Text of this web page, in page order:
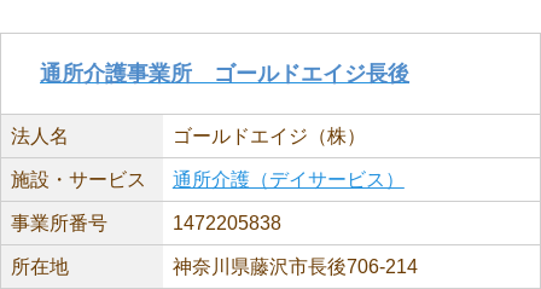
通所介護事業所 ゴールドエイジ長後
法人名 ゴールドエイジ（株）
施設・サービス 通所介護（デイサービス）
事業所番号 1472205838
所在地 神奈川県藤沢市長後706-214